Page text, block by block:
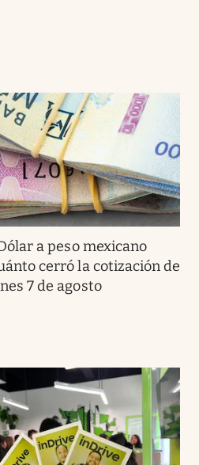
a peso mexicano
cerró la cotización de
7 de agosto